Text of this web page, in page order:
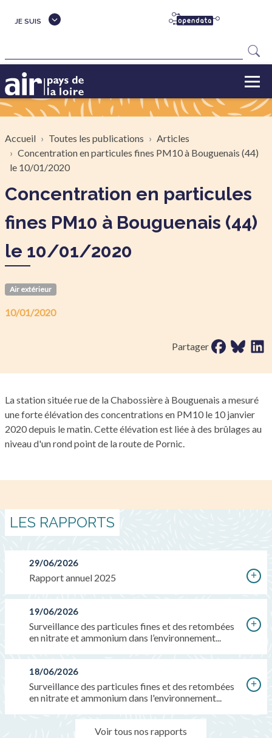
JE SUIS
Fil d'Ariane
Accueil Toutes les publications
Articles
Concentration en particules fines PM10 à Bouguenais (44)
le 10/01/2020
Concentration en particules
fines PM10 à Bouguenais (44)
le 10/01/2020
Air extérieur
10/01/2020
Partager Partager sur
Partager
La station située rue de la Chabossière à Bouguenais a mesuré
une forte élévation des concentrations en PM10 le 10 janvier
2020 depuis le matin. Cette élévation est liée à des brûlages au
niveau d'un rond point de la route de Pornic.
LES RAPPORTS
29/06/2026
Rapport annuel 2025
19/06/2026
Surveillance des particules fines et des retombées
en nitrate et ammonium dans l’environnement...
18/06/2026
Surveillance des particules fines et des retombées
en nitrate et ammonium dans l'environnement...
Voir tous nos rapports